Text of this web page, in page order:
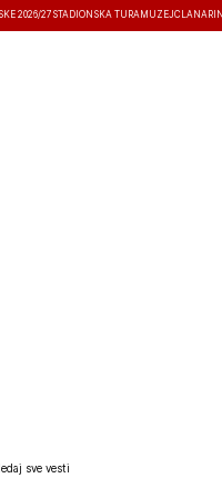
2026/27 STADIONSKA TURA MUZEJ
sve vesti